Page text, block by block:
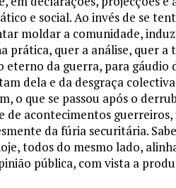
e social. Ao invés de se
moldar a comunidade,
quer a análise, quer a
eterno da guerra, para gáudio
dela e da desgraça
o que se passou após o
de acontecimentos
da fúria securitária.
todos do mesmo lado,
pública, com vista a